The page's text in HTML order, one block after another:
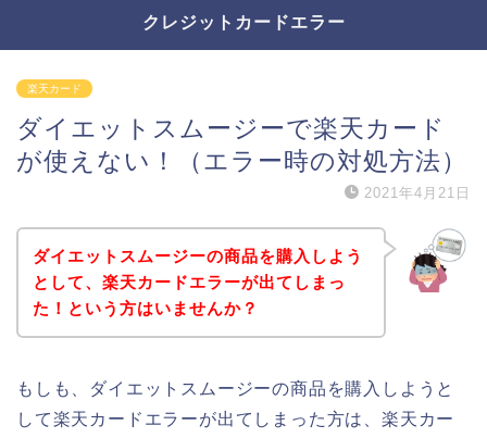
クレジットカードエラー
楽天カード
ダイエットスムージーで楽天カード
が使えない！（エラー時の対処方法）
2021年4月21日
ダイエットスムージーの商品を購入しよう
として、楽天カードエラーが出てしまっ
た！という方はいませんか？
もしも、ダイエットスムージーの商品を購入しようと
して楽天カードエラーが出てしまった方は、楽天カー